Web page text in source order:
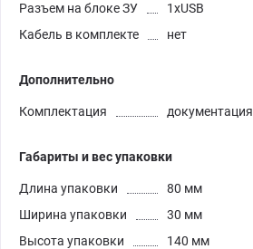
Разъем на блоке ЗУ
1xUSB
Кабель в комплекте
нет
Дополнительно
Комплектация документация
Габариты и вес упаковки
Длина упаковки
80 мм
Ширина упаковки
30 мм
Высота упаковки
140 мм